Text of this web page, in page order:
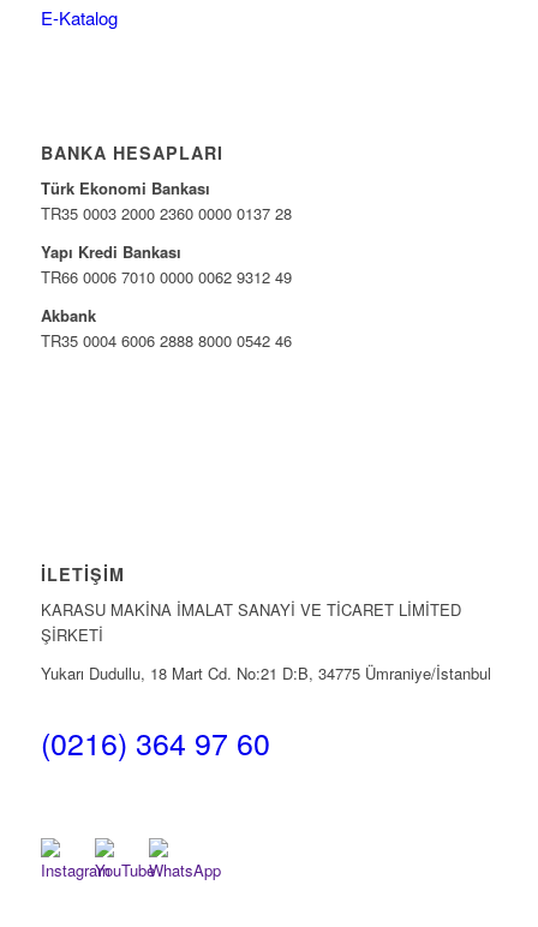
E-Katalog
BANKA HESAPLARI
Türk Ekonomi Bankası
TR35 0003 2000 2360 0000 0137 28
Yapı Kredi Bankası
TR66 0006 7010 0000 0062 9312 49
Akbank
TR35 0004 6006 2888 8000 0542 46
İLETIŞIM
KARASU MAKİNA İMALAT SANAYİ VE TİCARET LİMİTED
ŞİRKETİ
Yukarı Dudullu, 18 Mart Cd. No:21 D:B, 34775 Ümraniye/İstanbul
(0216) 364 97 60